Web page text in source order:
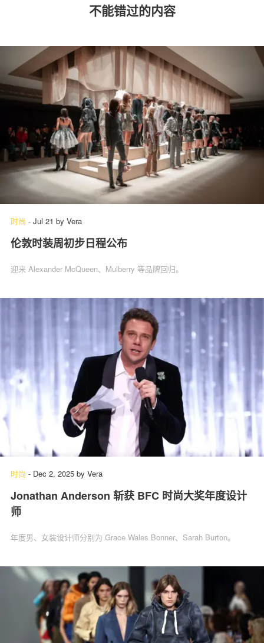
不能错过的内容
时尚 - Jul 21 by Vera
伦敦时装周初步日程公布
迎来 Alexander McQueen、Mulberry 等品牌回归。
时尚 - Dec 2, 2025 by Vera
Jonathan Anderson 斩获 BFC 时尚大奖年度设计
师
年度男、女装设计师分别为 Grace Wales Bonner、Sarah Burton。